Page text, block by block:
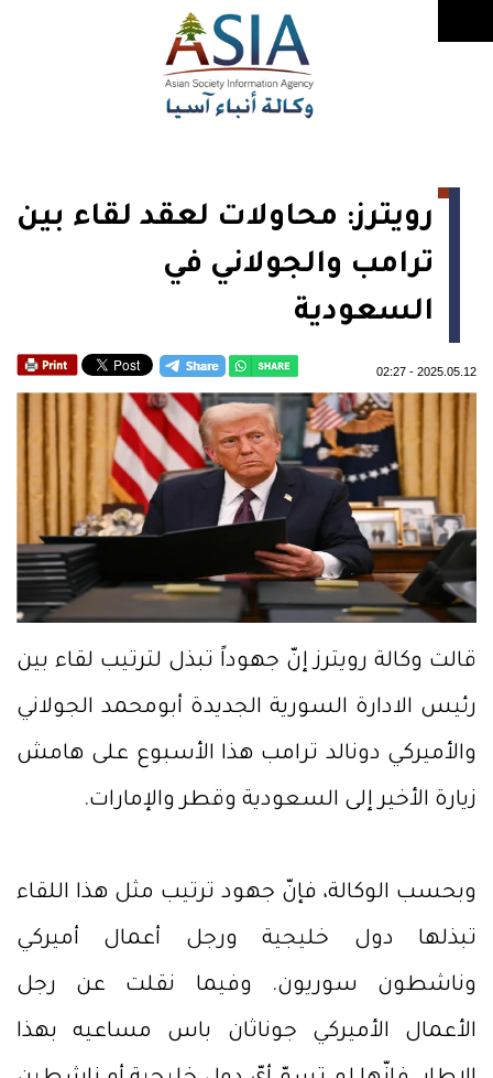
رويترز: محاولات لعقد لقاء بين
ترامب والجولاني في
السعودية
2025.05.12
-
02:27
قالت وكالة رويترز إنّ جهوداً تبذل لترتيب لقاء بين
رئيس الادارة السورية الجديدة أبومحمد الجولاني
والأميركي دونالد ترامب هذا الأسبوع على هامش
زيارة الأخير إلى السعودية وقطر والإمارات.
وبحسب الوكالة، فإنّ جهود ترتيب مثل هذا اللقاء
تبذلها دول خليجية ورجل أعمال أميركي
وناشطون سوريون. وفيما نقلت عن رجل
الأعمال الأميركي جوناثان باس مساعيه بهذا